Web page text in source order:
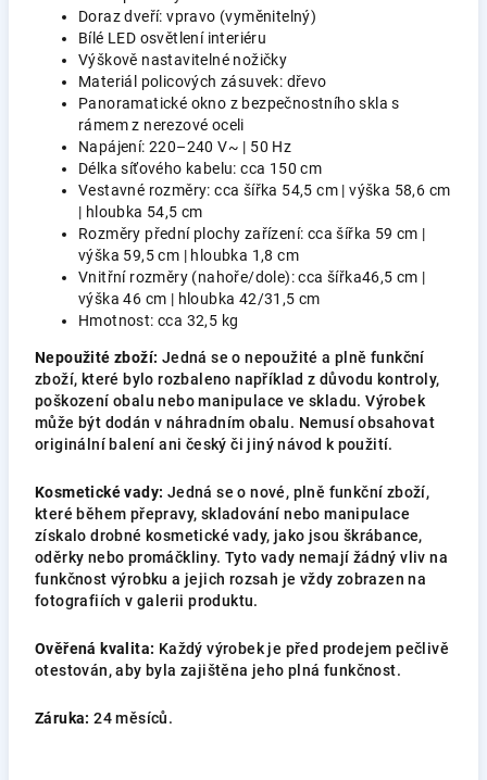
Doraz dveří: vpravo (vyměnitelný)
Bílé LED osvětlení interiéru
Výškově nastavitelné nožičky
Materiál policových zásuvek: dřevo
Panoramatické okno z bezpečnostního skla s
rámem z nerezové oceli
Napájení: 220–240 V~ | 50 Hz
Délka síťového kabelu: cca 150 cm
Vestavné rozměry: cca šířka 54,5 cm | výška 58,6 cm
| hloubka 54,5 cm
Rozměry přední plochy zařízení: cca šířka 59 cm |
výška 59,5 cm | hloubka 1,8 cm
Vnitřní rozměry (nahoře/dole): cca šířka46,5 cm |
výška 46 cm | hloubka 42/31,5 cm
Hmotnost: cca 32,5 kg
Nepoužité zboží: Jedná se o nepoužité a plně funkční
zboží, které bylo rozbaleno například z důvodu kontroly,
poškození obalu nebo manipulace ve skladu. Výrobek
může být dodán v náhradním obalu. Nemusí obsahovat
originální balení ani český či jiný návod k použití.
Kosmetické vady: Jedná se o nové, plně funkční zboží,
které během přepravy, skladování nebo manipulace
získalo drobné kosmetické vady, jako jsou škrábance,
oděrky nebo promáčkliny. Tyto vady nemají žádný vliv na
funkčnost výrobku a jejich rozsah je vždy zobrazen na
fotografiích v galerii produktu.
Ověřená kvalita: Každý výrobek je před prodejem pečlivě
otestován, aby byla zajištěna jeho plná funkčnost.
Záruka: 24 měsíců.